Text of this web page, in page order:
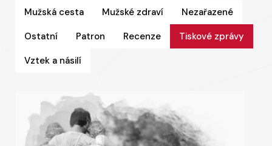
PORADNA
PODPOŘTE NÁS
KONTAKT
Mužská cesta
Mužské zdraví
Nezařazené
Ostatní
Patron Recenze
Tiskové zprávy
Vztek a násilí